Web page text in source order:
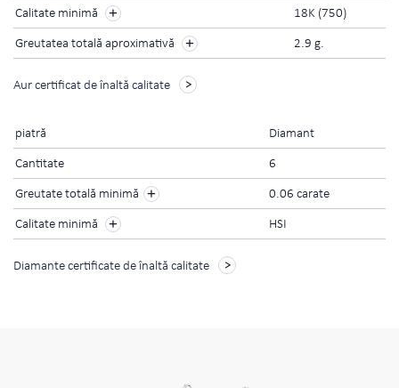
Calitate minimă 18K (750)
Greutatea totală aproximativă 2.9 g.
Aur certificat de înaltă calitate
piatră Diamant
Cantitate 6
Greutate totală minimă + 0.06 carate
Calitate minimă + HSI
Diamante certificate de înaltă calitate